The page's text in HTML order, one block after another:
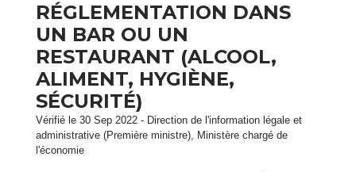
RÉGLEMENTATION DANS
UN BAR OU UN
RESTAURANT (ALCOOL,
ALIMENT, HYGIÈNE,
SÉCURITÉ)
Vérifié le 30 Sep 2022 - Direction de l'information légale et
administrative (Première ministre), Ministère chargé de
l'économie